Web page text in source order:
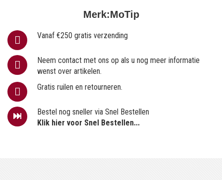
Merk:MoTip
Vanaf €250 gratis verzending
Neem contact met ons op als u nog meer informatie
wenst over artikelen.
Gratis ruilen en retourneren.
Bestel nog sneller via Snel Bestellen
Klik hier voor Snel Bestellen...